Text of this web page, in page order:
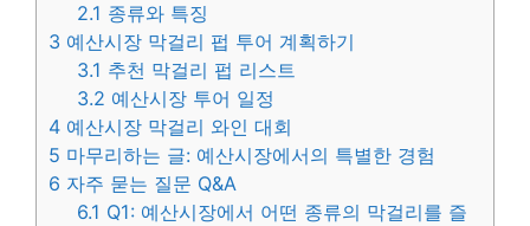
2.1 종류와 특징
3 예산시장 막걸리 펍 투어 계획하기
3.1 추천 막걸리 펍 리스트
3.2 예산시장 투어 일정
4 예산시장 막걸리 와인 대회
5 마무리하는 글: 예산시장에서의 특별한 경험
6 자주 묻는 질문 Q&A
6.1 Q1: 예산시장에서 어떤 종류의 막걸리를 즐